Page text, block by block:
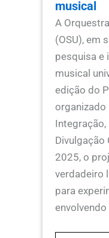
musical
A
(OSU), em
pesquisa e
musical
edição do
organizado
Divulgação
2025, o
verdadeiro
para